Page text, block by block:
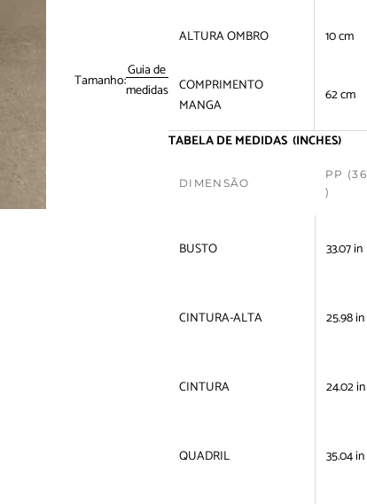
Tamanho:Guia de
medidas
ALTURA OMBRO 10 cm
COMPRIMENTO
MANGA
62 cm
TABELA DE MEDIDAS (INCHES)
DIMENSÃO
PP (36
)
BUSTO 33.07 in
CINTURA-ALTA 25.98 in
CINTURA 24.02 in
QUADRIL 35.04 in